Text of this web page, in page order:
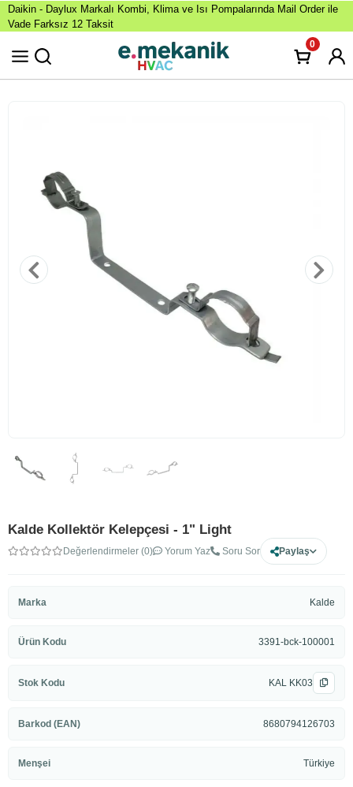
Daikin - Daylux Markalı Kombi, Klima ve Isı Pompalarında Mail Order ile
Vade Farksız 12 Taksit
0
Kalde Kollektör Kelepçesi - 1" Light
Değerlendirmeler (0) Yorum Yaz Soru Sor Paylaş
Marka Kalde
Ürün Kodu 3391-bck-100001
Stok Kodu KAL KK03
Barkod (EAN) 8680794126703
Menşei Türkiye